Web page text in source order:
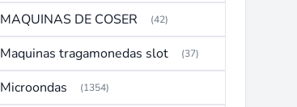
MAQUINAS DE COSER (42)
Maquinas tragamonedas slot (37)
Microondas (1354)